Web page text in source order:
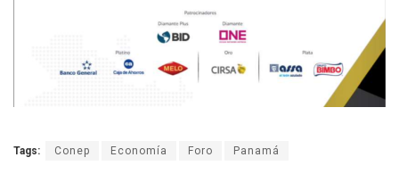
Tags: Conep Economía Foro Panamá